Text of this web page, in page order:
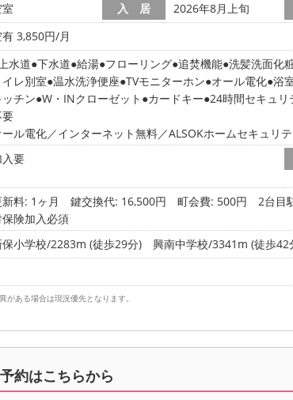
入 居 2026年8月上旬
有 3,850円/月
水道 下水道 給湯 フローリング 追焚機能 洗髪洗面化
イレ別室 温水洗浄便座 TVモニターホン オール電化 浴
ッチン W・INクローゼット カードキー 24時間セキュリ
ール電化／インターネット無料／ALSOKホームセキュリ
入要
料: 1ヶ月 鍵交換代: 16,500円 町会費: 500円
2台目
保険加入必須
保小学校/2283m (徒歩29分)
興南中学校/3341m (徒歩42
がある場合は現況優先となります。
約はこちらから